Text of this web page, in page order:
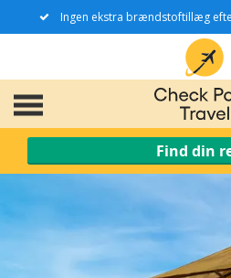
Ingen ekstra brændstoftillæg
Find din